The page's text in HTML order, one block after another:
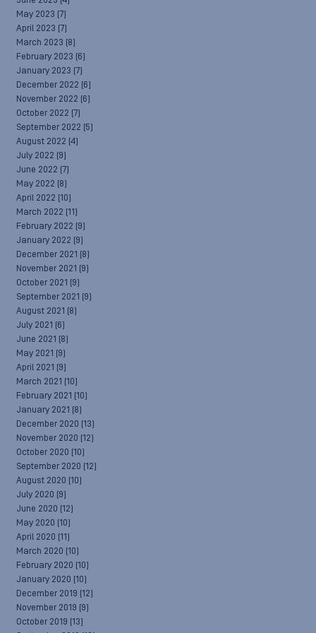
May 2023 (7)
April 2023 (7)
March 2023 (8)
February 2023 (6)
January 2023 (7)
December 2022 (6)
November 2022 (6)
October 2022 (7)
September 2022 (5)
August 2022 (4)
July 2022 (9)
June 2022 (7)
May 2022 (8)
April 2022 (10)
March 2022 (11)
February 2022 (9)
January 2022 (9)
December 2021 (8)
November 2021 (9)
October 2021 (9)
September 2021 (9)
August 2021 (8)
July 2021 (6)
June 2021 (8)
May 2021 (9)
April 2021 (9)
March 2021 (10)
February 2021 (10)
January 2021 (8)
December 2020 (13)
November 2020 (12)
October 2020 (10)
September 2020 (12)
August 2020 (10)
July 2020 (9)
June 2020 (12)
May 2020 (10)
April 2020 (11)
March 2020 (10)
February 2020 (10)
January 2020 (10)
December 2019 (12)
November 2019 (9)
October 2019 (13)